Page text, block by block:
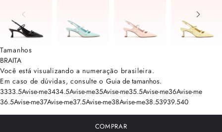
Tamanhos
BRAITA
Você está visualizando a numeração brasileira.
Em caso de dúvidas, consulte o Guia de tamanhos.
3333.5Avise-me3434.5Avise-me35Avise-me35.5Avise-me36Avise-me
36.5Avise-me37Avise-me37.5Avise-me38Avise-me38.53939.540
COMPRAR